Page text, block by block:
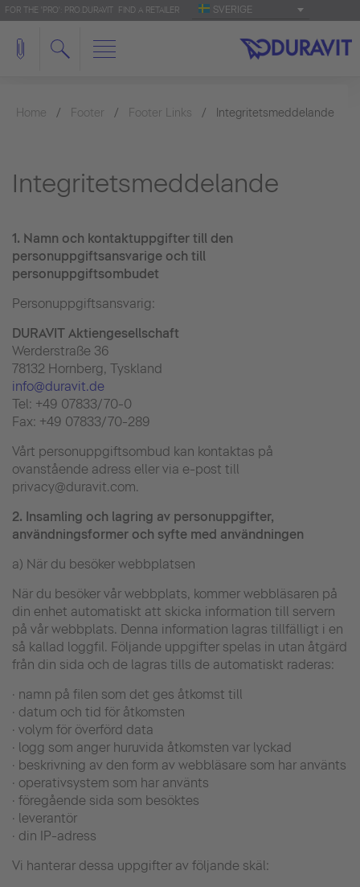
FOR THE 'PRO': PRO.DURAVIT FIND A RETAILER SVERIGE
Home Footer Footer Links Integritetsmeddelande
Integritetsmeddelande
1. Namn och kontaktuppgifter till den
personuppgiftsansvarige och till
personuppgiftsombudet
Personuppgiftsansvarig:
DURAVIT Aktiengesellschaft
Werderstraße 36
78132 Hornberg, Tyskland
info@duravit.de
Tel: +49 07833/70-0
Fax: +49 07833/70-289
Vårt personuppgiftsombud kan kontaktas på
ovanstående adress eller via e-post till
privacy@duravit.com.
2. Insamling och lagring av personuppgifter,
användningsformer och syfte med användningen
a) När du besöker webbplatsen
När du besöker vår webbplats, kommer webbläsaren på
din enhet automatiskt att skicka information till servern
på vår webbplats. Denna information lagras tillfälligt i en
så kallad loggfil. Följande uppgifter spelas in utan åtgärd
från din sida och de lagras tills de automatiskt raderas:
· namn på filen som det ges åtkomst till
· datum och tid för åtkomsten
· volym för överförd data
· logg som anger huruvida åtkomsten var lyckad
· beskrivning av den form av webbläsare som har använts
· operativsystem som har använts
· föregående sida som besöktes
· leverantör
· din IP-adress
Vi hanterar dessa uppgifter av följande skäl: